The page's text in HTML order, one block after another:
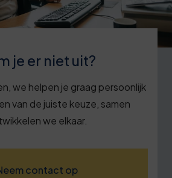
je er niet uit?
we helpen je graag persoonlijk
van de juiste keuze, samen
we elkaar.
contact op